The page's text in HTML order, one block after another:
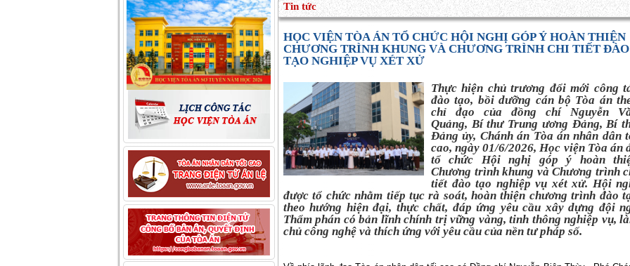
Tin tức
HỌC VIỆN TÒA ÁN TỔ CHỨC HỘI NGHỊ GÓP Ý HOÀN THIỆN
CHƯƠNG TRÌNH KHUNG VÀ CHƯƠNG TRÌNH CHI TIẾT ĐÀO
TẠO NGHIỆP VỤ XÉT XỬ
Thực hiện chủ trương đổi mới công
đào tạo, bồi dưỡng cán bộ Tòa án
chỉ đạo của đồng chí Nguyễn
Quảng, Bí thư Trung ương Đảng, Bí
Đảng ủy, Chánh án Tòa án nhân dân
cao, ngày 01/6/2026, Học viện Tòa án
tổ chức Hội nghị góp ý hoàn
Chương trình khung và Chương trình
tiết đào tạo nghiệp vụ xét xử. Hội
được tổ chức nhằm tiếp tục rà soát, hoàn thiện chương trình đào
theo hướng hiện đại, thực chất, đáp ứng yêu cầu xây dựng đội
Thẩm phán có bản lĩnh chính trị vững vàng, tinh thông nghiệp vụ,
chủ công nghệ và thích ứng với yêu cầu của nền tư pháp số.